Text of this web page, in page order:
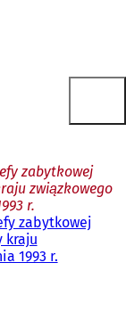
zabytkowej
związkowego
r.
zabytkowej
kraju
1993 r.